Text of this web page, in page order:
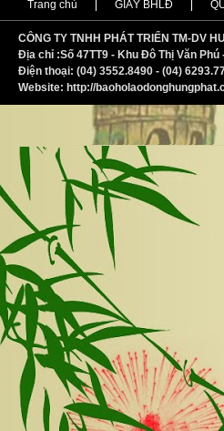
Trang chủ GIẦY BHLĐ
CÔNG TY TNHH PHÁT TRIỂN TM-DV
Địa chỉ :Số 47TT9 - Khu Đô Thị Văn
Điện thoại: (04) 3552.8490 - (04)
Website: http://